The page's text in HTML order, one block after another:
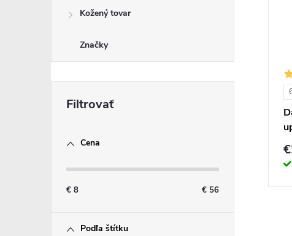
Kožený tovar
Značky
Cena
€ 8 € 56
Podľa štítku